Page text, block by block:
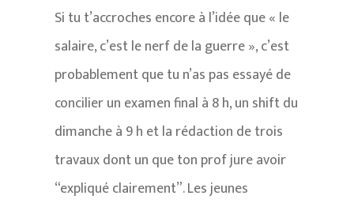
Si tu t’accroches encore à l’idée que « le
salaire, c’est le nerf de la guerre », c’est
probablement que tu n’as pas essayé de
concilier un examen final à 8 h, un shift du
dimanche à 9 h et la rédaction de trois
travaux dont un que ton prof jure avoir
“expliqué clairement”. Les jeunes